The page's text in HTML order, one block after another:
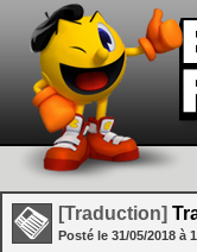
[Traduction]
Posté le 31/05/2018 à